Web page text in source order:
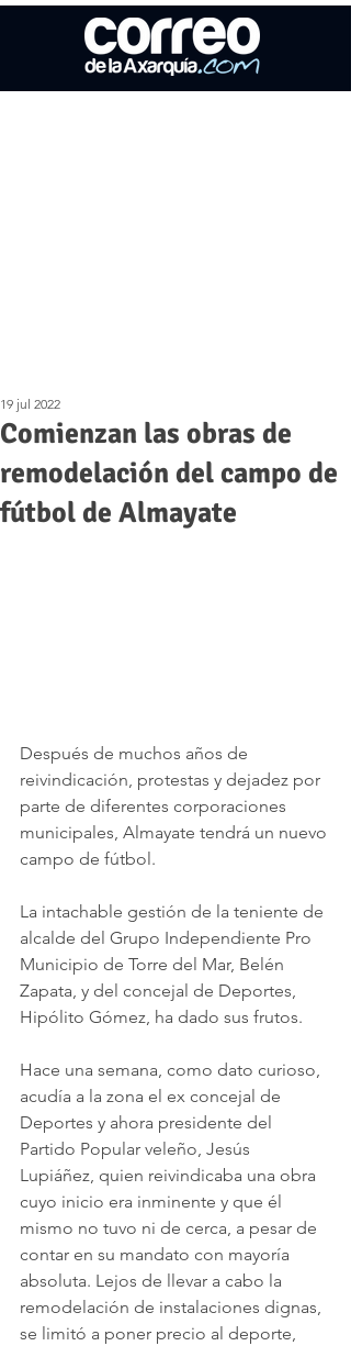
Comienzan las obras de
remodelación del campo de
fútbol de Almayate
19 jul 2022
Después de muchos años de
reivindicación, protestas y dejadez por
parte de diferentes corporaciones
municipales, Almayate tendrá un nuevo
campo de fútbol.
La intachable gestión de la teniente de
alcalde del Grupo Independiente Pro
Municipio de Torre del Mar, Belén
Zapata, y del concejal de Deportes,
Hipólito Gómez, ha dado sus frutos.
Hace una semana, como dato curioso,
acudía a la zona el ex concejal de
Deportes y ahora presidente del
Partido Popular veleño, Jesús
Lupiáñez, quien reivindicaba una obra
cuyo inicio era inminente y que él
mismo no tuvo ni de cerca, a pesar de
contar en su mandato con mayoría
absoluta. Lejos de llevar a cabo la
remodelación de instalaciones dignas,
se limitó a poner precio al deporte,